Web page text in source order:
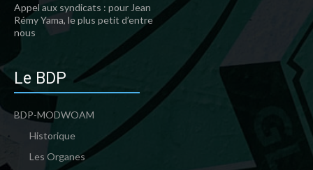
Appel aux syndicats : pour Jean
Rémy Yama, le plus petit d’entre
nous
Le BDP
BDP-MODWOAM
Historique
Les Organes